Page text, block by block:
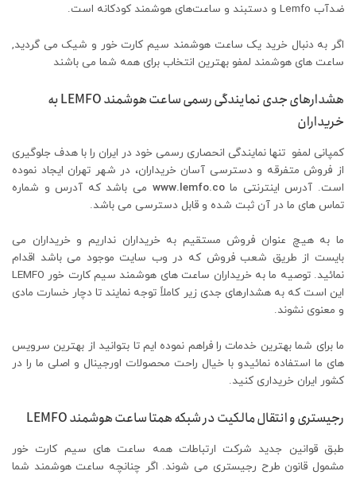
ضدآب Lemfo و دستبند و ساعت‌های هوشمند کودکانه است.
اگر به دنبال خرید یک ساعت هوشمند سیم کارت خور و شیک می گردید,
ساعت های هوشمند لمفو بهترین انتخاب برای همه شما می باشند
هشدارهای جدی نمایندگی رسمی ساعت هوشمند LEMFO به
خریداران
کمپانی لمفو تنها نمایندگی انحصاری رسمی خود در ایران را با هدف جلوگیری
از فروش متفرقه و دسترسی آسان خریداران، در شهر تهران ایجاد نموده
است. آدرس اینترنتی ماwww.lemfo.co می باشد که آدرس و شماره
تماس های ما در آن ثبت شده و قابل دسترسی می باشد.
ما به هیچ عنوان فروش مستقیم به خریداران نداریم و خریداران می
بایست از طریق شعب فروش که در وب سایت موجود می باشد اقدام
نمائید. توصیه ما به خریداران ساعت های هوشمند سیم کارت خور LEMFO
این است که به هشدارهای جدی زیر کاملاً توجه نمایند تا دچار خسارت مادی
و معنوی نشوند.
ما برای شما بهترین خدمات را فراهم نموده ایم تا بتوانید از بهترین سرویس
های ما استفاده نمائیدو با خیال راحت محصولات اورجینال و اصلی ما را در
کشور ایران خریداری کنید.
رجیستری و انتقال مالکیت در شبکه همتا ساعت هوشمند LEMFO
طبق قوانین جدید شرکت ارتباطات همه ساعت های سیم کارت خور
مشمول قانون طرح رجیستری می شوند. اگر چنانچه ساعت هوشمند شما